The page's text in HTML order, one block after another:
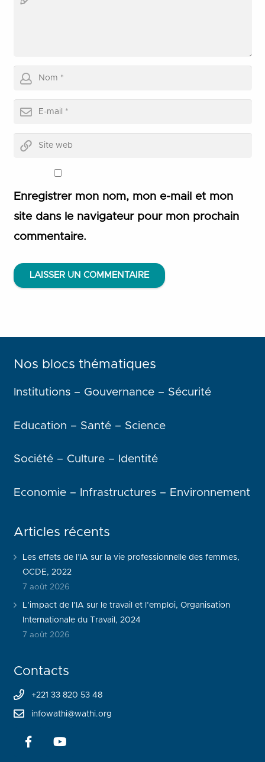
Enregistrer mon nom, mon e-mail et mon
site dans le navigateur pour mon prochain
commentaire.
LAISSER UN COMMENTAIRE
Nos blocs thématiques
Institutions – Gouvernance – Sécurité
Education – Santé – Science
Société – Culture – Identité
Economie – Infrastructures – Environnement
Articles récents
Les effets de l’IA sur la vie professionnelle des femmes,
OCDE, 2022
7 août 2026
L’impact de l’IA sur le travail et l’emploi, Organisation
Internationale du Travail, 2024
7 août 2026
Contacts
+221 33 820 53 48
infowathi@wathi.org